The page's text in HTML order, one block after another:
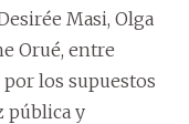
Masi, Olga
Orué, entre
los supuestos
pública y